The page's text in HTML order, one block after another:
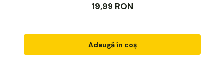
19,99 RON
Adaugă în coș